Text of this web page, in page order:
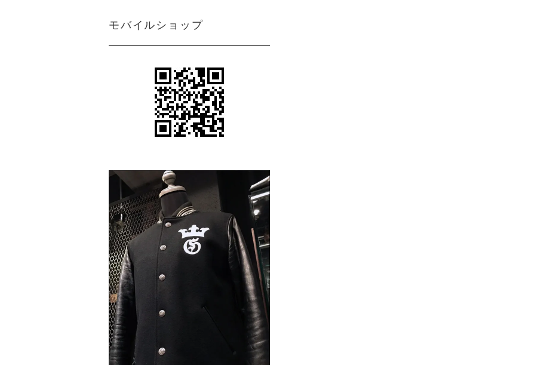
モバイルショップ